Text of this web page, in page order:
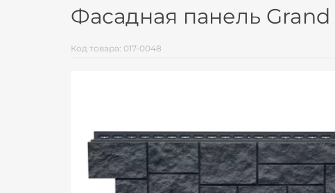
Фасадная панель
Код товара: 017-0048